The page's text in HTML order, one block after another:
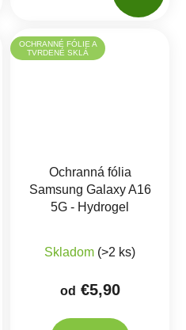
OCHRANNÉ FÓLIE A
TVRDENÉ SKLÁ
Ochranná fólia
Samsung Galaxy A16
5G - Hydrogel
Skladom (>2 ks)
od €5,90